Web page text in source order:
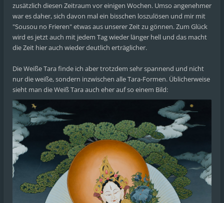
zusätzlich diesen Zeitraum vor einigen Wochen. Umso angenehmer
war es daher, sich davon mal ein bisschen loszulösen und mir mit
"Sousou no Frieren" etwas aus unserer Zeit zu gönnen. Zum Glück
wird es jetzt auch mit jedem Tag wieder länger hell und das macht
die Zeit hier auch wieder deutlich erträglicher.
Die Weiße Tara finde ich aber trotzdem sehr spannend und nicht
nur die weiße, sondern inzwischen alle Tara-Formen. Üblicherweise
sieht man die Weiß Tara auch eher auf so einem Bild: